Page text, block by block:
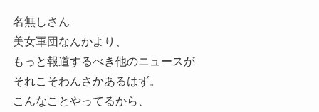
名無しさん
美女軍団なんかより、
もっと報道するべき他のニュースが
それこそわんさかあるはず。
こんなことやってるから、